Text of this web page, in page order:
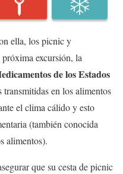
ella, los picnic y
excursión, la
de los Estados
transmitidas en los alimentos
el clima cálido y esto
(también conocida
alimentos).
que su cesta de picnic